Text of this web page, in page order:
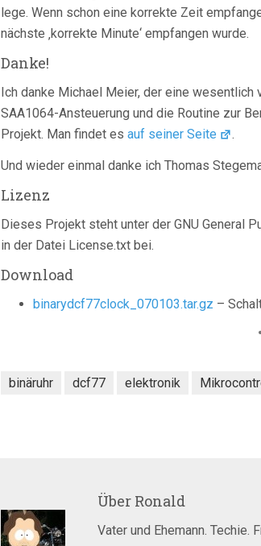
lege. Wenn schon eine korrekte Zeit
nächste ‚korrekte Minute‘ empfangen wurde.
Danke!
Ich danke Michael Meier, der eine
SAA1064-Ansteuerung und die Routine zur
Projekt. Man findet es auf seiner Seite .
Und wieder einmal danke ich Thomas
Lizenz
Dieses Projekt steht unter der GNU General
in der Datei License.txt bei.
Download
binarydcf77clock_070103.tar.gz –
binäruhr dcf77 elektronik
Über Ronald
Vater und Ehemann. Techie.